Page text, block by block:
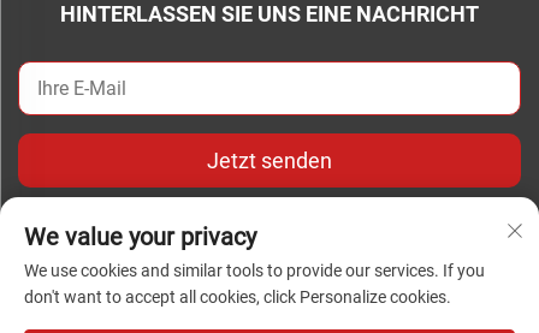
HINTERLASSEN SIE UNS EINE NACHRICHT
Jetzt senden
Urheberrecht © Copyright 2024 Foshan Chengwei Industrial
We value your privacy
We use cookies and similar tools to provide our services. If you
don't want to accept all cookies, click Personalize cookies.